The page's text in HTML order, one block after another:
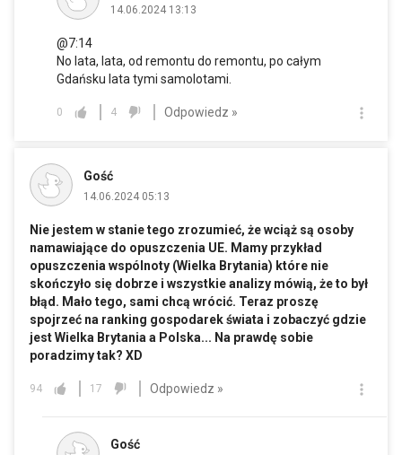
14.06.2024 13:13
@7:14
No lata, lata, od remontu do remontu, po całym
Gdańsku lata tymi samolotami.
0 4 Odpowiedz »
Gość
14.06.2024 05:13
Nie jestem w stanie tego zrozumieć, że wciąż są osoby
namawiające do opuszczenia UE. Mamy przykład
opuszczenia wspólnoty (Wielka Brytania) które nie
skończyło się dobrze i wszystkie analizy mówią, że to był
błąd. Mało tego, sami chcą wrócić. Teraz proszę
spojrzeć na ranking gospodarek świata i zobaczyć gdzie
jest Wielka Brytania a Polska... Na prawdę sobie
poradzimy tak? XD
94 17 Odpowiedz »
Gość